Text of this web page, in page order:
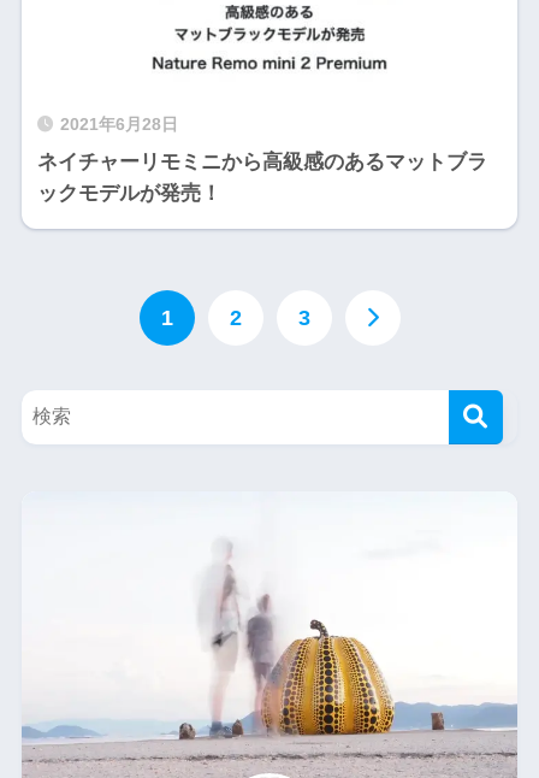
2021年6月28日
ネイチャーリモミニから高級感のあるマットブラ
ックモデルが発売！
1 2 3